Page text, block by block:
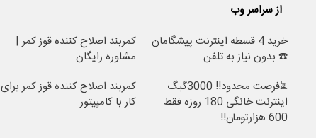
از سراسر وب
خرید 4 قسطه اینترنت پیشگامان
☎️ بدون نیاز به تلفن
کمربند اصلاح کننده قوز کمر |
مشاوره رایگان
⏳فرصت محدود!! 3000گیگ
اینترنت خانگی 180 روزه فقط
600 هزارتومان!!
کمربند اصلاح کننده قوز کمر برای
کار با کامپیتور